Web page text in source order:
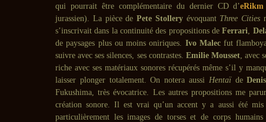
qui pourrait être complémentaire du dernier CD d’eRikm
jurassien). La pièce de Pete Stolleryévoquant Three Cities
s’inscrivait dans la continuité des propositions deFerrari,
de paysages plus ou moins oniriques. Ivo Malecfut
suivre avec ses silences, ses contrastes. Emilie Mousset, avec
riche avec ses matériaux sonores récupérés même s’il y
laisser plonger totalement. On notera aussi Hentaïde
Fukushima, très évocatrice. Les autres propositions me
création sonore. Il est vrai qu’un accent y a aussi été
particulièrement les images de torses et de corps humains